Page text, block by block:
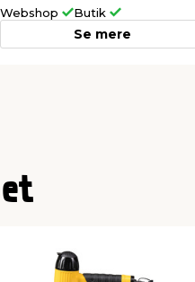
Webshop Butik
Se mere